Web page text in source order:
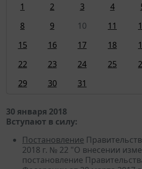
1
2 3 4
8
9 10 11
15
16 17 18
22
23 24 25
29
30 31
30 января 2018
Вступают в силу:
Постановление
2018 г. № 22 "О внесении
постановление